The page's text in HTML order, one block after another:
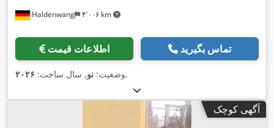
Haldenwang ۴٬۰۰۶ km
اطلاعات قیمت تماس بگیرید
وضعیت: نو, سال ساخت: ۲۰۲۶ ,
آگهی کوچک